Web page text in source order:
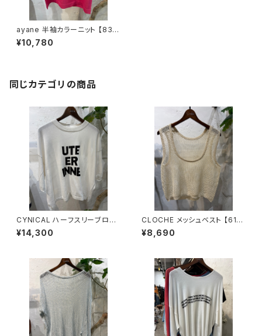
ayane 半袖カラーニット 【836
641】
¥10,780
同じカテゴリの商品
CYNICAL ハーフスリーブロゴ
ニットPO 【612-95049】
¥14,300
CLOCHE メッシュベスト 【612-
85528】
¥8,690